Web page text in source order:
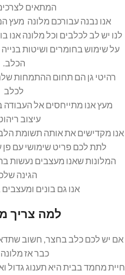
המתאים
אנו נבנה עבורכם מלונה מעץ
לנו יש לב לכלבים וכל מלונה אנו
על שימוש בחומרים ושיטות
הכלב.
רהיטי גן הם תחום ההתמחות
לכלב
מעץ אנו מתייחסים אל העבודה
עיצוב
אנו מקדישים את אותה תשומת
לתת לכם פריט שימושי עם פן
המלונות שאנו מעצבים נעשות
הגינה
אנו גם בונים ומעצבים
למה צריך
אם יש לכם כלב בחצר, חשוב
כבר אז
חיית מחמד בבית היא תענוג גדול